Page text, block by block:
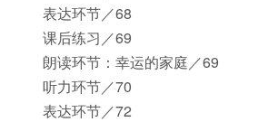
表达环节／68
课后练习／69
朗读环节：幸运的家庭／69
听力环节／70
表达环节／72